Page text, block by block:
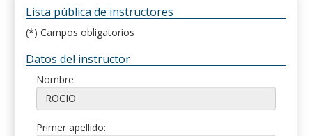
Lista pública de instructores
(*) Campos obligatorios
Datos del instructor
Nombre:
Primer apellido: